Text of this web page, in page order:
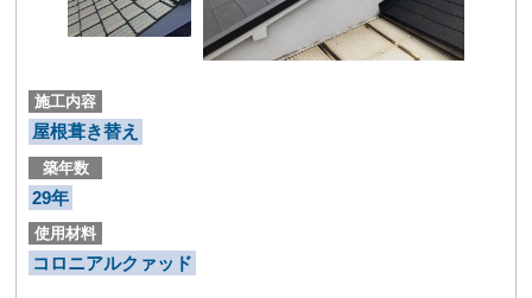
施工内容
屋根葺き替え
築年数
29年
使用材料
コロニアルクァッド